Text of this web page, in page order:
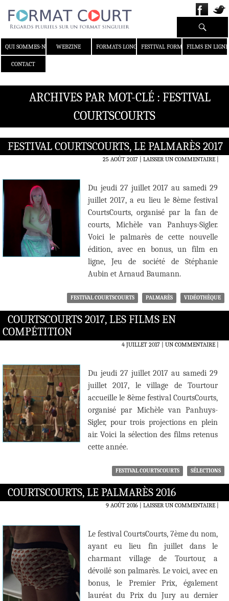
QUI SOMMES-NOUS ?WEBZINE FORMATS LONGS FESTIVAL FORMAT COURT
FILMS EN LIGNE
CONTACT
Recherche
ARCHIVES PAR MOT-CLÉ : FESTIVAL
COURTSCOURTS
FESTIVAL COURTSCOURTS, LE PALMARÈS 2017
25 AOÛT 2017 LAISSER UN COMMENTAIRE|
Du jeudi 27 juillet 2017 au samedi 29
juillet 2017, a eu lieu le 8ème festival
CourtsCourts, organisé par la fan de
courts, Michèle van Panhuys-Sigler.
Voici le palmarès de cette nouvelle
édition, avec en bonus, un film en
ligne, Jeu de société de Stéphanie
Aubin et Arnaud Baumann.
FESTIVAL COURTSCOURTS PALMARÈS VIDÉOTHÈQUE
COURTSCOURTS 2017, LES FILMS EN
COMPÉTITION
4 JUILLET 2017 UN COMMENTAIRE|
Du jeudi 27 juillet 2017 au samedi 29
juillet 2017, le village de Tourtour
accueille le 8ème festival CourtsCourts,
organisé par Michèle van Panhuys-
Sigler, pour trois projections en plein
air. Voici la sélection des films retenus
cette année.
FESTIVAL COURTSCOURTS SÉLECTIONS
COURTSCOURTS, LE PALMARÈS 2016
9 AOÛT 2016 LAISSER UN COMMENTAIRE|
Le festival CourtsCourts, 7ème du nom,
ayant eu lieu fin juillet dans le
charmant village de Tourtour, a
dévoilé son palmarès. Le voici, avec en
bonus, le Premier Prix, également
lauréat du Prix du Jury au dernier